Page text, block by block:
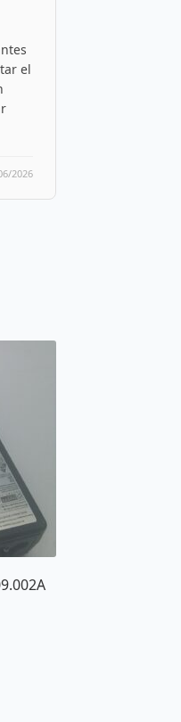
el
2026